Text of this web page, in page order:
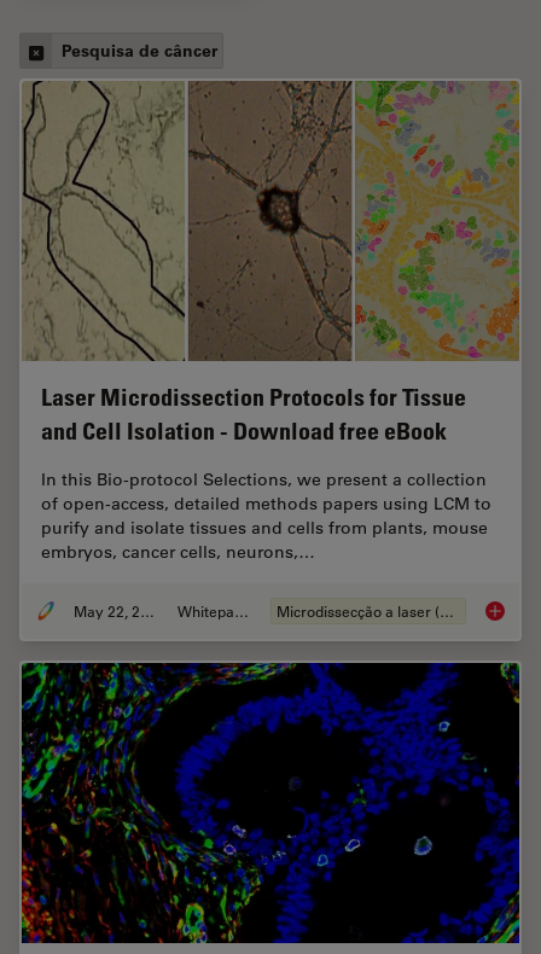
Pesquisa de câncer
Laser Microdissection Protocols for Tissue
and Cell Isolation - Download free eBook
In this Bio-protocol Selections, we present a collection
of open-access, detailed methods papers using LCM to
purify and isolate tissues and cells from plants, mouse
embryos, cancer cells, neurons,…
May 22, 2024 Whitepaper Microdissecção a laser (LMD) Laser